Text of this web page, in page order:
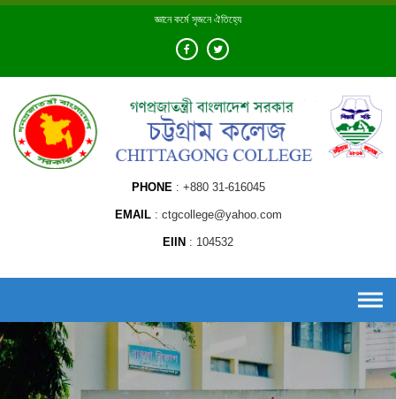
Skip
জ্ঞানে কর্মে সৃজনে ঐতিহ্যে
PHONE +880 31-616045
EMAIL ctgcollege@yahoo.com
EIIN 104532